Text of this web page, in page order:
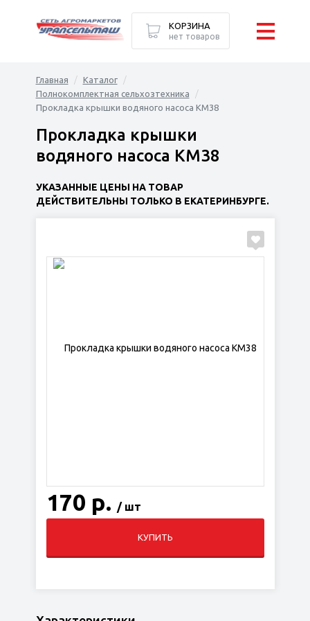
Главная
Каталог
Полнокомплектная сельхозтехника
Прокладка крышки водяного насоса КМ38
Прокладка крышки
водяного насоса КМ38
УКАЗАННЫЕ ЦЕНЫ НА ТОВАР
ДЕЙСТВИТЕЛЬНЫ ТОЛЬКО В ЕКАТЕРИНБУРГЕ.
170 р. / шт
КУПИТЬ
КОРЗИНА
нет товаров